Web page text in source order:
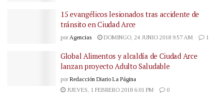
15 evangélicos lesionados tras accidente de
tránsito en Ciudad Arce
por Agencias DOMINGO, 24 JUNIO 2018 9:57 AM 1
Global Alimentos y alcaldía de Ciudad Arce
lanzan proyecto Adulto Saludable
por Redacción Diario La Página
JUEVES, 1 FEBRERO 2018 6:01 PM
0